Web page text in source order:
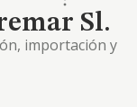
Sl.
importación y
y